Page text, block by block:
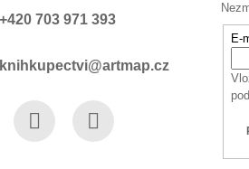
+420 703 971 393
knihkupectvi@artmap.cz
E-